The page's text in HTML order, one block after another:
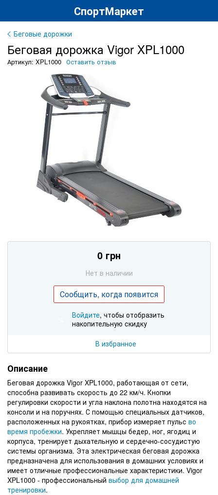
СпортМаркет
Беговые дорожки
Беговая дорожка Vigor XPL1000
Артикул: XPL1000 Оставить отзыв
0 грн
Нет в наличии
Сообщить, когда появится
Войдите, чтобы отобразить
накопительную скидку
В избранное
Описание
Беговая дорожка Vigor XPL1000, работающая от сети,
способна развивать скорость до 22 км/ч. Кнопки
регулировки скорости и угла наклона полотна находятся на
консоли и на поручнях. С помощью специальных датчиков,
расположенных на рукоятках, прибор измеряет пульс во
время пробежки. Укрепляет мышцы бедер, ног, ягодиц и
корпуса, тренирует дыхательную и сердечно-сосудистую
системы организма. Эта электрическая беговая дорожка
предназначена для использования в домашних условиях и
имеет отличные профессиональные характеристики. Vigor
XPL1000 - профессиональный выбор для домашней
тренировки.